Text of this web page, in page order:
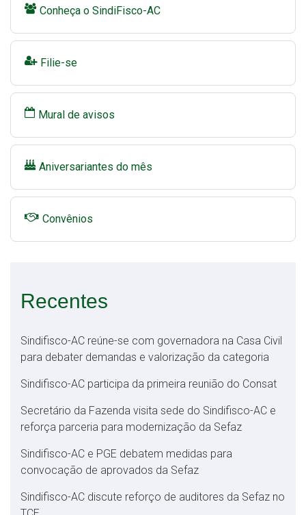
Conheça o SindiFisco-AC
Filie-se
Mural de avisos
Aniversariantes do mês
Convênios
Recentes
Sindifisco-AC reúne-se com governadora na Casa Civil
para debater demandas e valorização da categoria
Sindifisco-AC participa da primeira reunião do Consat
Secretário da Fazenda visita sede do Sindifisco-AC e
reforça parceria para modernização da Sefaz
Sindifisco-AC e PGE debatem medidas para
convocação de aprovados da Sefaz
Sindifisco-AC discute reforço de auditores da Sefaz no